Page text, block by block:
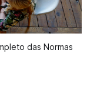
das Normas